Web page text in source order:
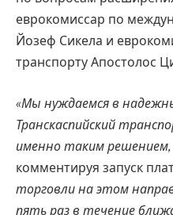
еврокомиссар по
Йозеф Сикела и
транспорту Апостолос
«Мы нуждаемся в
Транскаспийский
именно таким решением,
комментируя запуск
торговли на этом
пять раз в течение